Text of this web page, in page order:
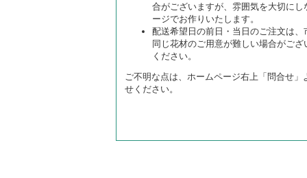
合がございますが、雰囲気を大切に
ージでお作りいたします。
配送希望日の前日・当日のご注文は
同じ花材のご用意が難しい場合がご
ください。
ご不明な点は、ホームページ右上「問合せ」
せください。